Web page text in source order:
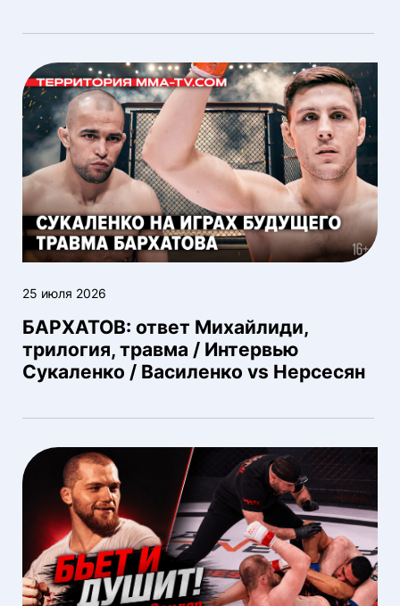
25 июля 2026
БАРХАТОВ: ответ Михайлиди,
трилогия, травма / Интервью
Сукаленко / Василенко vs Нерсесян